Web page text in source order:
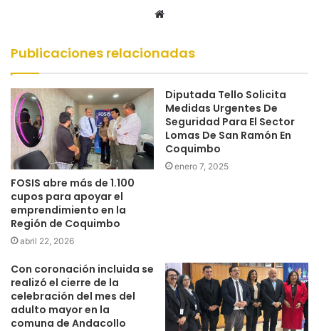
Sitio
Publicaciones relacionadas
FOSIS abre más de 1.100
cupos para apoyar el
emprendimiento en la
Región de Coquimbo
abril 22, 2026
Diputada Tello Solicita
Medidas Urgentes De
Seguridad Para El Sector
Lomas De San Ramón En
Coquimbo
enero 7, 2025
Con coronación incluida se
realizó el cierre de la
celebración del mes del
adulto mayor en la
comuna de Andacollo